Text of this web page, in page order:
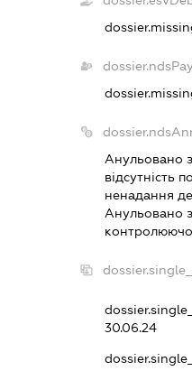
Анульовано з
вiдсутнiсть
ненадання
Анульовано
30.06.24